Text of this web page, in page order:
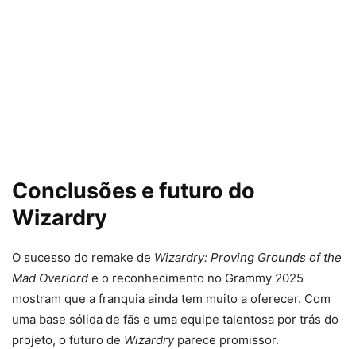
Conclusões e futuro do
Wizardry
O sucesso do remake de Wizardry: Proving Grounds of the
Mad Overlord e o reconhecimento no Grammy 2025
mostram que a franquia ainda tem muito a oferecer. Com
uma base sólida de fãs e uma equipe talentosa por trás do
projeto, o futuro de Wizardryparece promissor.